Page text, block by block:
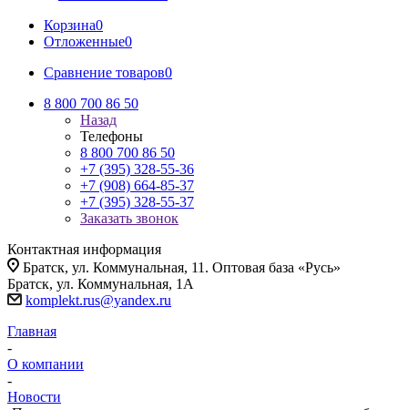
Корзина0
Отложенные0
Сравнение товаров0
8 800 700 86 50
Назад
Телефоны
8 800 700 86 50
+7 (395) 328-55-36
+7 (908) 664-85-37
+7 (395) 328-55-37
Заказать звонок
Контактная информация
Братск, ул. Коммунальная, 11. Оптовая база «Русь»
Братск, ул. Коммунальная, 1А
komplekt.rus@yandex.ru
Главная
-
О компании
-
Новости